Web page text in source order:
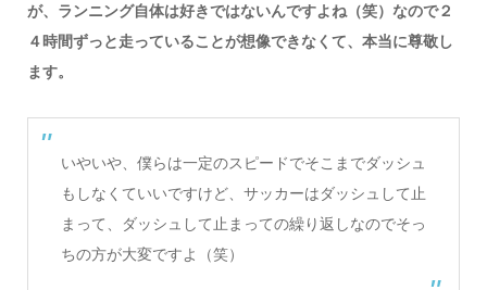
が、ランニング自体は好きではないんですよね（笑）なので２
４時間ずっと走っていることが想像できなくて、本当に尊敬し
ます。
いやいや、僕らは一定のスピードでそこまでダッシュ
もしなくていいですけど、サッカーはダッシュして止
まって、ダッシュして止まっての繰り返しなのでそっ
ちの方が大変ですよ（笑）